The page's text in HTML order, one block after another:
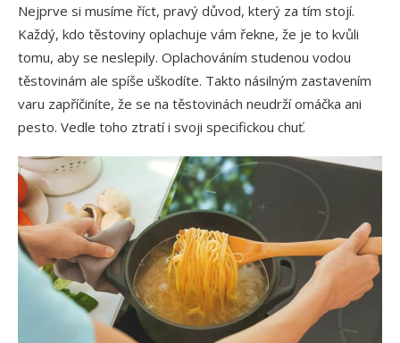
Nejprve si musíme říct, pravý důvod, který za tím stojí.
Každý, kdo těstoviny oplachuje vám řekne, že je to kvůli
tomu, aby se neslepily. Oplachováním studenou vodou
těstovinám ale spíše uškodíte. Takto násilným zastavením
varu zapříčiníte, že se na těstovinách neudrží omáčka ani
pesto. Vedle toho ztratí i svoji specifickou chuť.